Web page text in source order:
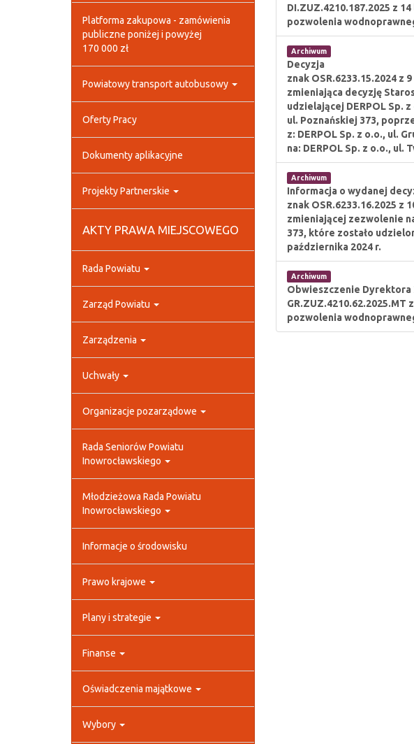
Platforma zakupowa - zamówienia
publiczne poniżej i powyżej
170 000 zł
Powiatowy transport autobusowy
Oferty Pracy
Dokumenty aplikacyjne
Projekty Partnerskie
AKTY PRAWA MIEJSCOWEGO
Rada Powiatu
Zarząd Powiatu
Zarządzenia
Uchwały
Organizacje pozarządowe
Rada Seniorów Powiatu
Inowrocławskiego
Młodzieżowa Rada Powiatu
Inowrocławskiego
Informacje o środowisku
Prawo krajowe
Plany i strategie
Finanse
Oświadczenia majątkowe
Wybory
DI.ZUZ.4210.187.2025 z
pozwolenia
Archiwum
Decyzja
znak OSR.6233.15.2024 z
zmieniająca decyzję
udzielającej DERPOL Sp.
ul. Poznańskiej 373,
z: DERPOL Sp. z o.o., ul.
na: DERPOL Sp. z o.o., ul.
Archiwum
Informacja o wydanej
znak OSR.6233.16.2025 z
zmieniającej zezwolenie
373, które zostało
października 2024 r.
Archiwum
Obwieszczenie Dyrektora
pozwolenia